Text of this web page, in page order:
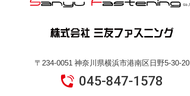
〒234-0051 神奈川県横浜市港南区日野5-30-20
045-847-1578